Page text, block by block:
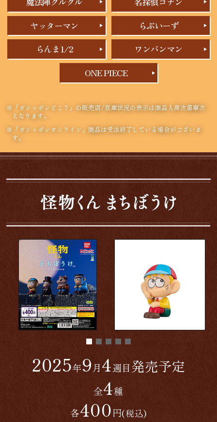
ヤッターマン
らぶいーず
らんま1/2
ワンパンマン
ONE PIECE
※「ガシャポンどこ？」の販売店/在庫状況の表示は商品入荷次第順次
となります。
※「ガシャポンオンライン」商品は受注終了している場合がございま
す。
2025年9月4週目発売予定
全4種
各400円(税込)